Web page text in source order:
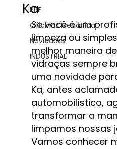
PPF
Oficinas Mecânica
Novidades
INDUSTRIAL
Ka
Se você é um
limpeza ou
melhor maneira
vidraças sempre
uma novidade
Ka, antes
automobilístico,
transformar a
limpamos nossas
Vamos conhecer